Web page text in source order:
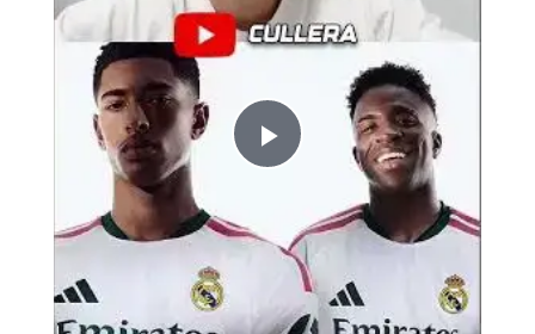
P
l
a